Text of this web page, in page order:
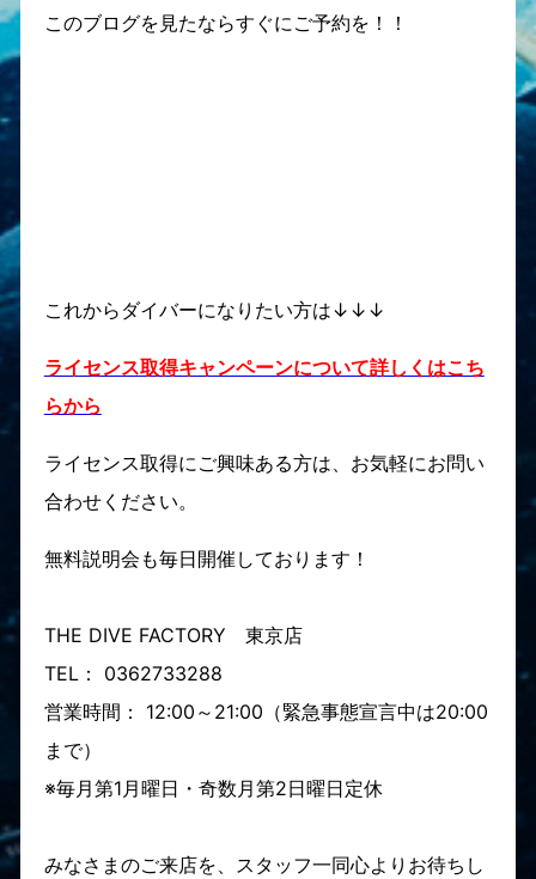
このブログを見たならすぐにご予約を！！
これからダイバーになりたい方は↓↓↓
ライセンス取得キャンペーンについて詳しくはこち
らから
ライセンス取得にご興味ある方は、お気軽にお問い
合わせください。
無料説明会も毎日開催しております！
THE DIVE FACTORY 東京店
TEL： 0362733288
営業時間： 12:00～21:00（緊急事態宣言中は20:00
まで）
※毎月第1月曜日・奇数月第2日曜日定休
みなさまのご来店を、スタッフ一同心よりお待ちし